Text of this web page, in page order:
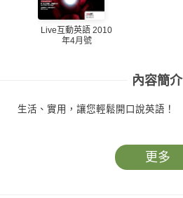
Live互動英語 2010
年4月號
內容簡介
生活、實用，讓您輕鬆開口說英語！
更多